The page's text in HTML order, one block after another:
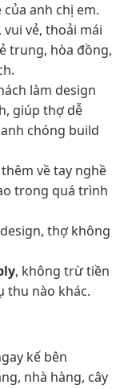
anh chị em.
vẻ, thoải mái
trung, hòa đồng,
làm design
giúp thợ dễ
chóng build
về tay nghề
trong quá trình
thợ không
, không trừ tiền
thu nào khác.
kế bên
nhà hàng, cây